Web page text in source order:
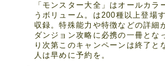
「モンスター大全」はオールカラ
うボリューム。は200種以上登場
収録。特殊能力や特徴などの詳細
ダンジョン攻略に必携の一冊とな
り次第このキャンペーンは終了と
人は早めに予約を。